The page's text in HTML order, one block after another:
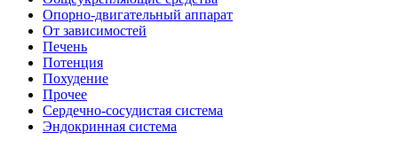
Опорно-двигательный аппарат
От зависимостей
Печень
Потенция
Похудение
Прочее
Сердечно-сосудистая система
Эндокринная система